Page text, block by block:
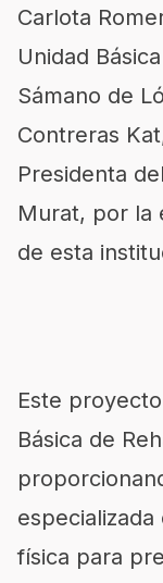
Carlota
Unidad
Sámano de
Contreras
Presidenta
Murat, por la
de esta
Este
Básica de
física para